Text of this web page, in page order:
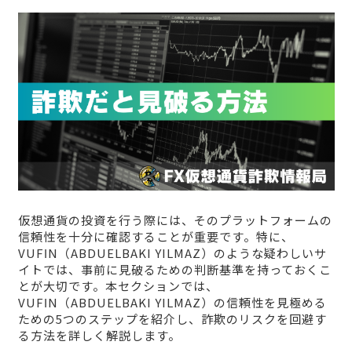
仮想通貨の投資を行う際には、そのプラットフォームの
信頼性を十分に確認することが重要です。特に、
VUFΙN（ABDUELBAKI YILMAZ）のような疑わしいサ
イトでは、事前に見破るための判断基準を持っておくこ
とが大切です。本セクションでは、
VUFΙN（ABDUELBAKI YILMAZ）の信頼性を見極める
ための5つのステップを紹介し、詐欺のリスクを回避す
る方法を詳しく解説します。